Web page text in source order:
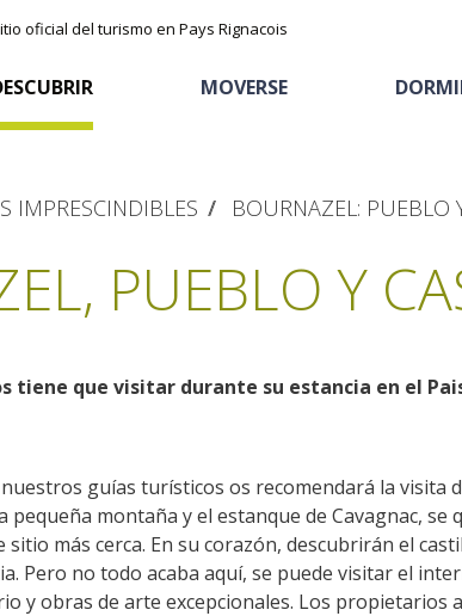
oficial del turismo en Pays Rignacois
etno-botanico en Ségala
húmeda de Maymac
MOVERSE
de huéspedes
del
IMPRESCINDIBLES BOURNAZEL: PUEBLO
PUEBLO Y
tiene que visitar durante su estancia en el
guías turísticos os recomendará la visita
montaña y el estanque de Cavagnac,
más cerca. En su corazón, descubrirán el
Pero no todo acaba aquí, se puede visitar el
y obras de arte excepcionales. Los propietarios